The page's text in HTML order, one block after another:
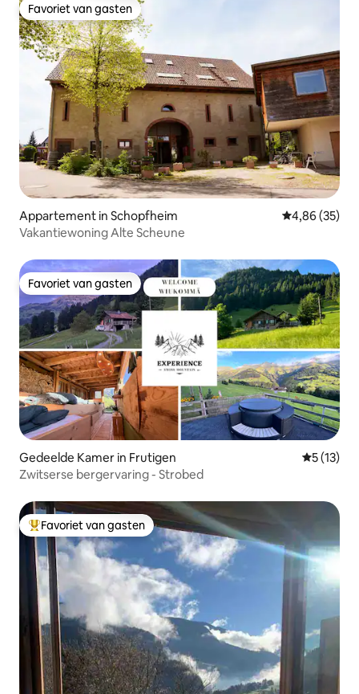
Favoriet van gasten
Favoriet van gasten
Appartement in Schopfheim Gemiddelde
4,86 (35)
Vakantiewoning Alte Scheune
Favoriet van gasten
Favoriet van gasten
Gedeelde Kamer in Frutigen
5 (13)
Zwitserse bergervaring - Strobed
Topfavoriet van gasten
Favoriet van gasten